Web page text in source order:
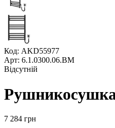
Код: AKD55977
Арт: 6.1.0300.06.BM
Відсутній
Рушникосушка
7 284 грн